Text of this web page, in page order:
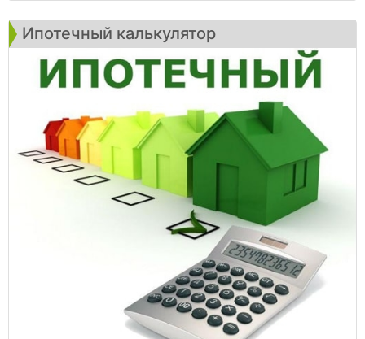
Ипотечный калькулятор